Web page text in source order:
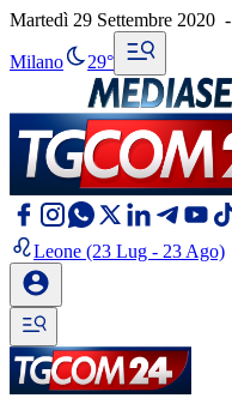
Martedì 29 Settembre 2020 -
Milano 29°
Leone (23 Lug - 23 Ago)